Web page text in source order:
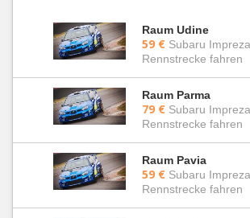
Raum Udine
59 € Subaru
Rennstrecke fahren
Raum Parma
79 € Subaru
Rennstrecke fahren
Raum Pavia
59 € Subaru
Rennstrecke fahren